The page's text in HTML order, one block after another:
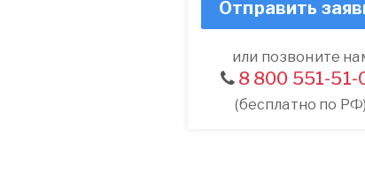
Отправить
или позвоните
8 800 551-51-
(бесплатно по РФ)